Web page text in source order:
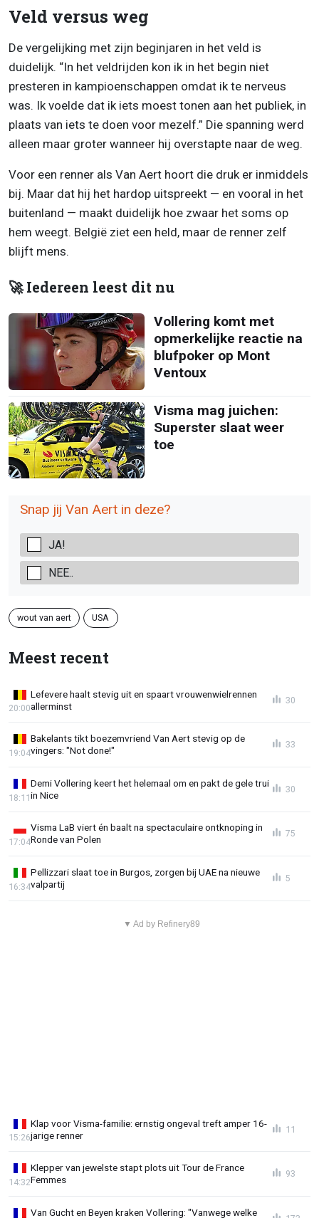
Veld versus weg
De vergelijking met zijn beginjaren in het veld is
duidelijk. “In het veldrijden kon ik in het begin niet
presteren in kampioenschappen omdat ik te nerveus
was. Ik voelde dat ik iets moest tonen aan het publiek, in
plaats van iets te doen voor mezelf.” Die spanning werd
alleen maar groter wanneer hij overstapte naar de weg.
Voor een renner als Van Aert hoort die druk er inmiddels
bij. Maar dat hij het hardop uitspreekt — en vooral in het
buitenland — maakt duidelijk hoe zwaar het soms op
hem weegt. België ziet een held, maar de renner zelf
blijft mens.
🚀 Iedereen leest dit nu
Vollering komt met
opmerkelijke reactie na
blufpoker op Mont
Ventoux
Visma mag juichen:
Superster slaat weer
toe
Snap jij Van Aert in deze?
JA!
NEE..
wout van aert USA
Meest recent
Lefevere haalt stevig uit en spaart vrouwenwielrennen
allerminst
20:00
30
Bakelants tikt boezemvriend Van Aert stevig op de
vingers: "Not done!"
19:04
33
Demi Vollering keert het helemaal om en pakt de gele trui
in Nice
18:11
30
Visma LaB viert én baalt na spectaculaire ontknoping in
Ronde van Polen
17:04
75
Pellizzari slaat toe in Burgos, zorgen bij UAE na nieuwe
valpartij
16:34
5
▼ Ad by Refinery89
Klap voor Visma-familie: ernstig ongeval treft amper 16-
jarige renner
15:26
11
Klepper van jewelste stapt plots uit Tour de France
Femmes
14:32
93
Van Gucht en Beyen kraken Vollering: "Vanwege welke